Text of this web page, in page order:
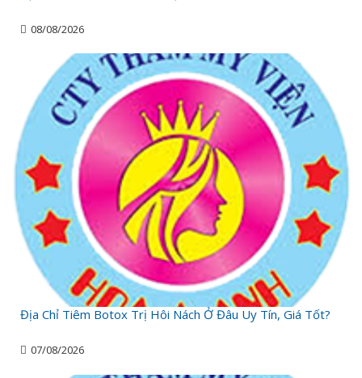
08/08/2026
Địa Chỉ Tiêm Botox Trị Hôi Nách Ở Đâu Uy Tín, Giá Tốt?
07/08/2026